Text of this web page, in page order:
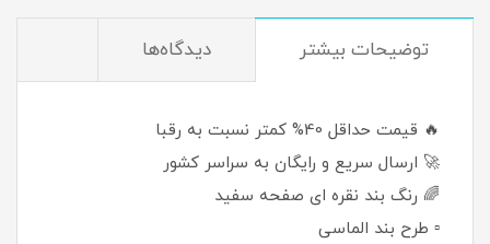
توضيحات بيشتر دیدگاه‌ها
🔥 قیمت حداقل 40% کمتر نسبت به رقبا
🚀 ارسال سریع و رایگان به سراسر کشور
🌈 رنگ بند نقره ای صفحه سفید
▫️ طرح بند الماسی